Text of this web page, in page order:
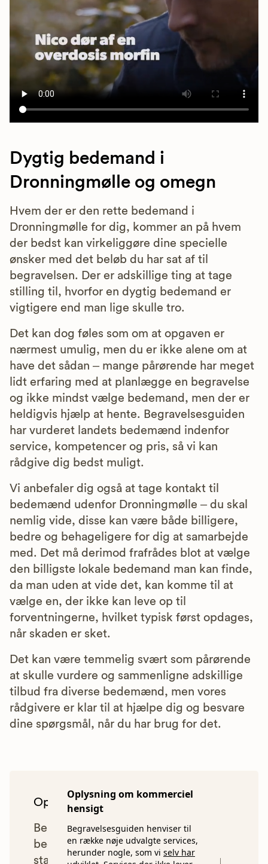
Oplysning om kommerciel
hensigt
Begravelsesguiden henviser til
en række nøje udvalgte services,
herunder nogle, som vi selv har
Dygtig bedemand i
Dronningmølle og omegn
Hvem der er den rette bedemand i
Dronningmølle for dig, kommer an på hvem
der bedst kan virkeliggøre dine specielle
ønsker med det beløb du har sat af til
begravelsen. Der er adskillige ting at tage
stilling til, hvorfor en dygtig bedemand er
vigtigere end man lige skulle tro.
Det kan dog føles som om at opgaven er
nærmest umulig, men du er ikke alene om at
have det sådan – mange pårørende har meget
lidt erfaring med at planlægge en begravelse
og ikke mindst vælge bedemand, men der er
heldigvis hjælp at hente. Begravelsesguiden
har vurderet landets bedemænd indenfor
service, kompetencer og pris, så vi kan
rådgive dig bedst muligt.
Vi anbefaler dig også at tage kontakt til
bedemænd udenfor Dronningmølle – du skal
nemlig vide, disse kan være både billigere,
bedre og behageligere for dig at samarbejde
med. Det må derimod frafrådes blot at vælge
den billigste lokale bedemand man kan finde,
da man uden at vide det, kan komme til at
vælge en, der ikke kan leve op til
forventningerne, hvilket typisk først opdages,
når skaden er sket.
Det kan være temmelig svært som pårørende
at skulle vurdere og sammenligne adskillige
tilbud fra diverse bedemænd, men vores
rådgivere er klar til at hjælpe dig og besvare
dine spørgsmål, når du har brug for det.
Oplysning om kommerciel hensigt
Begravelsesguiden anbefaler kun
bedemænd, der lever op til vores
statistiske pris- og kvalitetskrav. Du